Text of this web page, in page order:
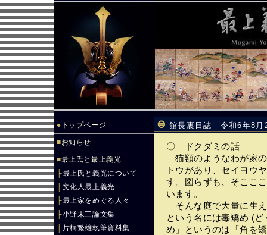
● トップページ
■お知らせ
■最上氏と最上義光
├最上氏と義光について
├文化人最上義光
├最上家をめぐる人々
├小野末三論文集
├ 片桐繁雄執筆資料集
館長裏日誌 令和6年8月
〇 ドクダミの話
猫額のようなわが家
トウがあり、セイヨウ
す。図らずも、そここ
います。
そんな庭で大量に生
という名には毒矯め (
め」というのは「角を